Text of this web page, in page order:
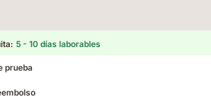
: 5 - 10 días laborables
prueba